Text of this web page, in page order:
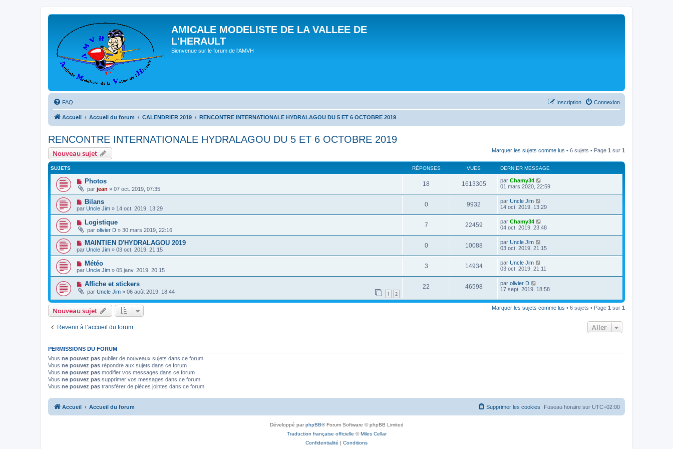
AMICALE MODELISTE DE LA VALLEE DE
L'HERAULT
Bienvenue sur le forum de l'AMVH
FAQ Connexion
Inscription
Accueil Accueil du forum CALENDRIER 2019 RENCONTRE INTERNATIONALE HYDRALAGOU DU 5 ET 6 OCTOBRE 2019
RENCONTRE INTERNATIONALE HYDRALAGOU DU 5 ET 6 OCTOBRE 2019
Nouveau sujet Marquer les sujets comme lus • 6 sujets • Page 1 sur 1
SUJETS RÉPONSES VUES DERNIER MESSAGE
Photos
par jean » 07 oct. 2019, 07:35
18 1613305 par Chamy34
01 mars 2020, 22:59
Bilans
par Uncle Jim » 14 oct. 2019, 13:29
0 9932 par Uncle Jim
14 oct. 2019, 13:29
Logistique
par olivier D » 30 mars 2019, 22:16
7 22459 par Chamy34
04 oct. 2019, 23:48
MAINTIEN D'HYDRALAGOU 2019
par Uncle Jim » 03 oct. 2019, 21:15
0 10088 par Uncle Jim
03 oct. 2019, 21:15
Météo
par Uncle Jim » 05 janv. 2019, 20:15
3 14934 par Uncle Jim
03 oct. 2019, 21:11
Affiche et stickers
par Uncle Jim » 06 août 2019, 18:44 1 2
22 46598 par olivier D
17 sept. 2019, 18:58
Nouveau sujet Marquer les sujets comme lus • 6 sujets • Page 1 sur 1
Revenir à l’accueil du forum Aller
PERMISSIONS DU FORUM
Vous ne pouvez pas publier de nouveaux sujets dans ce forum
Vous ne pouvez pas répondre aux sujets dans ce forum
Vous ne pouvez pas modifier vos messages dans ce forum
Vous ne pouvez pas supprimer vos messages dans ce forum
Vous ne pouvez pas transférer de pièces jointes dans ce forum
Accueil Accueil du forum Fuseau horaire sur UTC+02:00
Supprimer les cookies
Développé parphpBB® Forum Software © phpBB Limited
Traduction française officielle ©Miles Cellar
Confidentialité | Conditions